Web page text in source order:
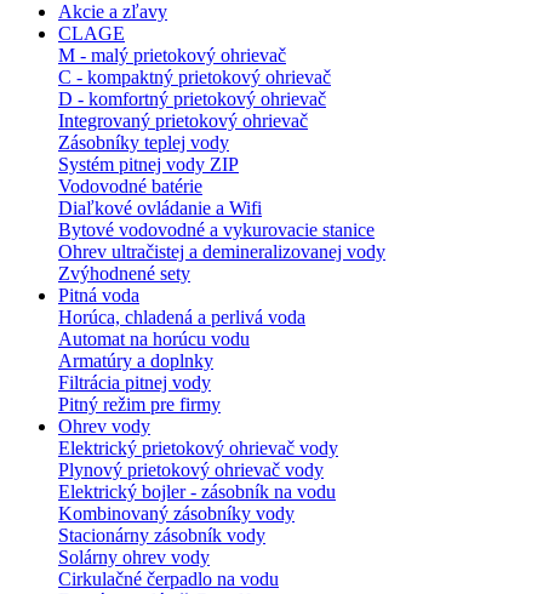
Akcie a zľavy
CLAGE
M - malý prietokový ohrievač
C - kompaktný prietokový ohrievač
D - komfortný prietokový ohrievač
Integrovaný prietokový ohrievač
Zásobníky teplej vody
Systém pitnej vody ZIP
Vodovodné batérie
Diaľkové ovládanie a Wifi
Bytové vodovodné a vykurovacie stanice
Ohrev ultračistej a demineralizovanej vody
Zvýhodnené sety
Pitná voda
Horúca, chladená a perlivá voda
Automat na horúcu vodu
Armatúry a doplnky
Filtrácia pitnej vody
Pitný režim pre firmy
Ohrev vody
Elektrický prietokový ohrievač vody
Plynový prietokový ohrievač vody
Elektrický bojler - zásobník na vodu
Kombinovaný zásobníky vody
Stacionárny zásobník vody
Solárny ohrev vody
Cirkulačné čerpadlo na vodu